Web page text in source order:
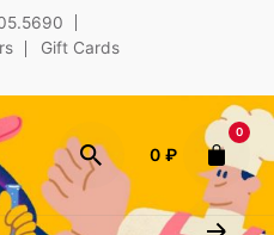
Gift Cards
0 ₽
0